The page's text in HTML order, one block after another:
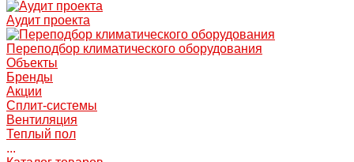
Аудит проекта
Переподбор климатического оборудования
Объекты
Бренды
Акции
Сплит-системы
Вентиляция
Теплый пол
...